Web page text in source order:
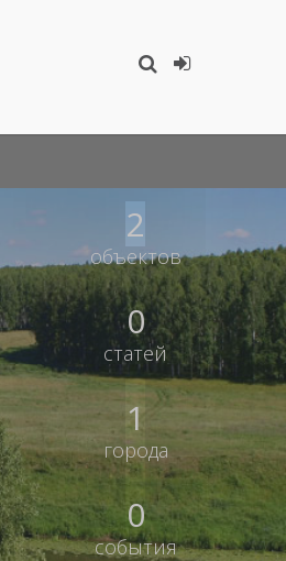
2
объектов
0
статей
1
города
0
события